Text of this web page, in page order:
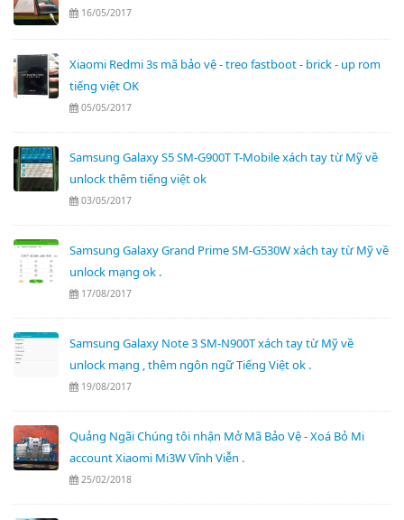
16/05/2017
Xiaomi Redmi 3s mã bảo vệ - treo fastboot - brick - up rom
tiếng việt OK
05/05/2017
Samsung Galaxy S5 SM-G900T T-Mobile xách tay từ Mỹ về
unlock thêm tiếng việt ok
03/05/2017
Samsung Galaxy Grand Prime SM-G530W xách tay từ Mỹ về
unlock mạng ok .
17/08/2017
Samsung Galaxy Note 3 SM-N900T xách tay từ Mỹ về
unlock mạng , thêm ngôn ngữ Tiếng Việt ok .
19/08/2017
Quảng Ngãi Chúng tôi nhận Mở Mã Bảo Vệ - Xoá Bỏ Mi
account Xiaomi Mi3W Vĩnh Viễn .
25/02/2018